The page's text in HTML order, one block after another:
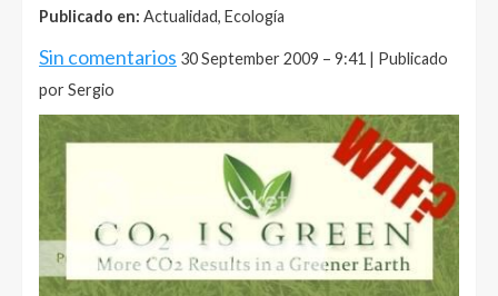
Publicado en: Actualidad, Ecología
Sin comentarios 30 September 2009 – 9:41 | Publicado
por Sergio